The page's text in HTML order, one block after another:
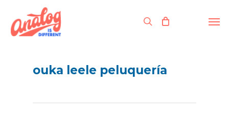
main
content
search
ouka leele peluquería